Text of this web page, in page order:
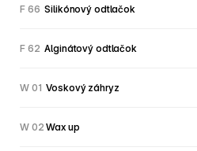
F 66 Silikónový odtlačok
F 62 Alginátový odtlačok
W 01 Voskový záhryz
W 02 Wax up